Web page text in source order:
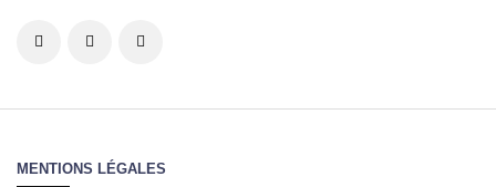
MENTIONS LÉGALES